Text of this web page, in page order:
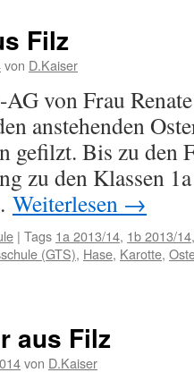
Filz
von D.Kaiser
von Frau
anstehenden
gefilzt. Bis zu den
zu den Klassen
Weiterlesen →
| Tags 1a 2013/14, 1b 2013/14
(GTS), Hase, Karotte,
aus Filz
von D.Kaiser